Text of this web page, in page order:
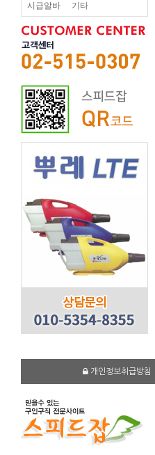
시급알바 기타
개인정보취급방침